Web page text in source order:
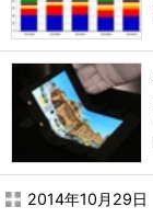
2014年10月29日